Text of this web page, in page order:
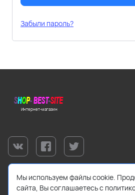
Забыли пароль?
Интернет-магазин
Мы используем файлы cookie.
сайта, Вы соглашаетесь с